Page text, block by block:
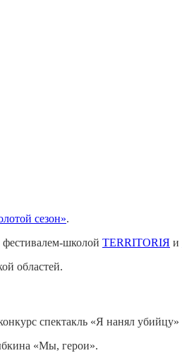
сезон».
школой ТЕRRIТОRIЯ и
областей.
спектакль «Я нанял
«Мы, герои».